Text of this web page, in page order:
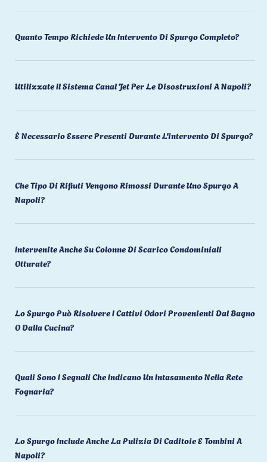
Quanto Tempo Richiede Un Intervento Di Spurgo Completo?
Utilizzate Il Sistema Canal Jet Per Le Disostruzioni A Napoli?
È Necessario Essere Presenti Durante L'intervento Di Spurgo?
Che Tipo Di Rifiuti Vengono Rimossi Durante Uno Spurgo A
Napoli?
Intervenite Anche Su Colonne Di Scarico Condominiali
Otturate?
Lo Spurgo Può Risolvere I Cattivi Odori Provenienti Dal Bagno
O Dalla Cucina?
Quali Sono I Segnali Che Indicano Un Intasamento Nella Rete
Fognaria?
Lo Spurgo Include Anche La Pulizia Di Caditoie E Tombini A
Napoli?